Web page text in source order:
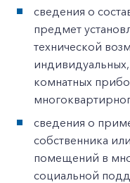
сведения о
предмет
технической
комнатных
сведения о
собственника
помещений в
социальной